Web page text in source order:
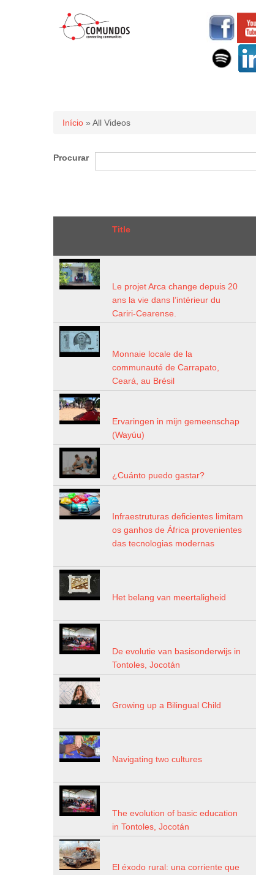
Você está aqui
Início » All Videos
Procurar
Title
Le projet Arca change depuis 20
ans la vie dans l’intérieur du
Cariri-Cearense.
Monnaie locale de la
communauté de Carrapato,
Ceará, au Brésil
Ervaringen in mijn gemeenschap
(Wayúu)
¿Cuánto puedo gastar?
Infraestruturas deficientes limitam
os ganhos de África provenientes
das tecnologias modernas
Het belang van meertaligheid
De evolutie van basisonderwijs in
Tontoles, Jocotán
Growing up a Bilingual Child
Navigating two cultures
The evolution of basic education
in Tontoles, Jocotán
El éxodo rural: una corriente que